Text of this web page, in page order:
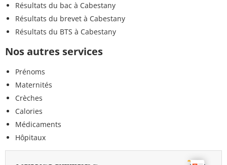
Résultats du bac à Cabestany
Résultats du brevet à Cabestany
Résultats du BTS à Cabestany
Nos autres services
Prénoms
Maternités
Crèches
Calories
Médicaments
Hôpitaux